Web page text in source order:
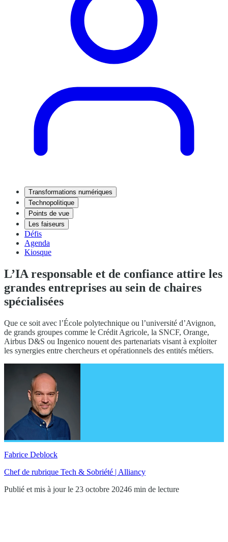
Transformations numériques
Technopolitique
Points de vue
Les faiseurs
Défis
Agenda
Kiosque
L’IA responsable et de confiance attire les
grandes entreprises au sein de chaires
spécialisées
Que ce soit avec l’École polytechnique ou l’université d’Avignon,
de grands groupes comme le Crédit Agricole, la SNCF, Orange,
Airbus D&S ou Ingenico nouent des partenariats visant à exploiter
les synergies entre chercheurs et opérationnels des entités métiers.
Fabrice Deblock
Chef de rubrique Tech & Sobriété | Alliancy
Publié et mis à jour le 23 octobre 20246 min de lecture